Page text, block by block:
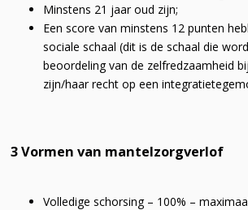
Minstens 21 jaar oud zijn;
Een score van minstens 12 punten
sociale schaal (dit is de schaal die
beoordeling van de zelfredzaamheid
zijn/haar recht op een
3 Vormen van mantelzorgverlof
Volledige schorsing – 100% –